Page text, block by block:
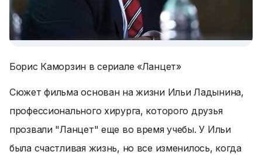
Борис Каморзин в сериале «Ланцет»
Сюжет фильма основан на жизни Ильи Ладынина,
профессионального хирурга, которого друзья
прозвали "Ланцет" еще во время учебы. У Ильи
была счастливая жизнь, но все изменилось, когда